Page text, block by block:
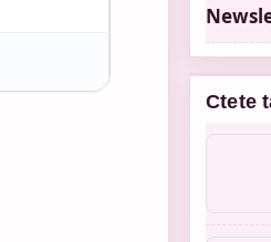
Ctete